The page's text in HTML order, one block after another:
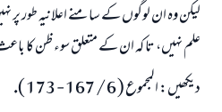
ليكن وہ ان لوگوں كے سامنے اعلانيہ طور پر
علم نہيں، تا كہ ان كے متعلق سوء ظن كا
ديكھيں: المجموع ( 6 / 167 - 173 ).